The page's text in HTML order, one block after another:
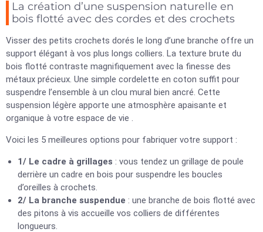
La création d’une suspension naturelle en
bois flotté avec des cordes et des crochets
Visser des petits crochets dorés le long d’une branche offre un
support élégant à vos plus longs colliers. La texture brute du
bois flotté contraste magnifiquement avec la finesse des
métaux précieux. Une simple cordelette en coton suffit pour
suspendre l’ensemble à un clou mural bien ancré. Cette
suspension légère apporte une atmosphère apaisante et
organique à votre espace de vie .
Voici les 5 meilleures options pour fabriquer votre support :
1/ Le cadre à grillages : vous tendez un grillage de poule
derrière un cadre en bois pour suspendre les boucles
d’oreilles à crochets.
2/ La branche suspendue : une branche de bois flotté avec
des pitons à vis accueille vos colliers de différentes
longueurs.